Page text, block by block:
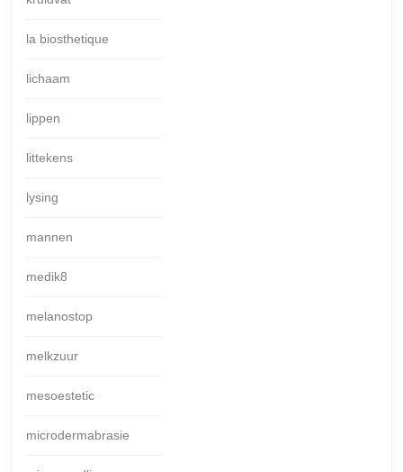
la biosthetique
lichaam
lippen
littekens
lysing
mannen
medik8
melanostop
melkzuur
mesoestetic
microdermabrasie